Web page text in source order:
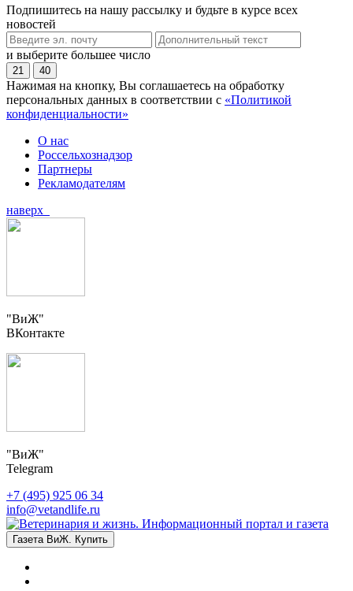
Подпишитесь на нашу рассылку и будьте в курсе всех
новостей
и выберите большее число
21 40
Нажимая на кнопку, Вы соглашаетесь на обработку
персональных данных в соответствии с «Политикой
конфиденциальности»
О нас
Россельхознадзор
Партнеры
Рекламодателям
наверх
"ВиЖ"
ВКонтакте
"ВиЖ"
Telegram
+7 (495) 925 06 34
info@vetandlife.ru
Газета ВиЖ. Купить